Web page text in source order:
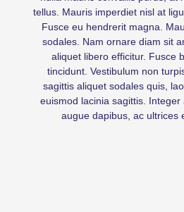
tellus. Mauris imperdiet nisl at
Fusce eu hendrerit magna.
sodales. Nam ornare diam sit
aliquet libero efficitur. Fusce
tincidunt. Vestibulum non
sagittis aliquet sodales quis,
euismod lacinia sagittis.
augue dapibus, ac ultrices